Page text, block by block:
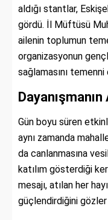
aldığı stantlar,
gördü. İl Müftüsü
ailenin toplumun
organizasyonun
sağlamasını
Gün boyu süren
aynı zamanda
da canlanmasına
katılım gösterdiği
mesajı, atılan her
güçlendirdiğini